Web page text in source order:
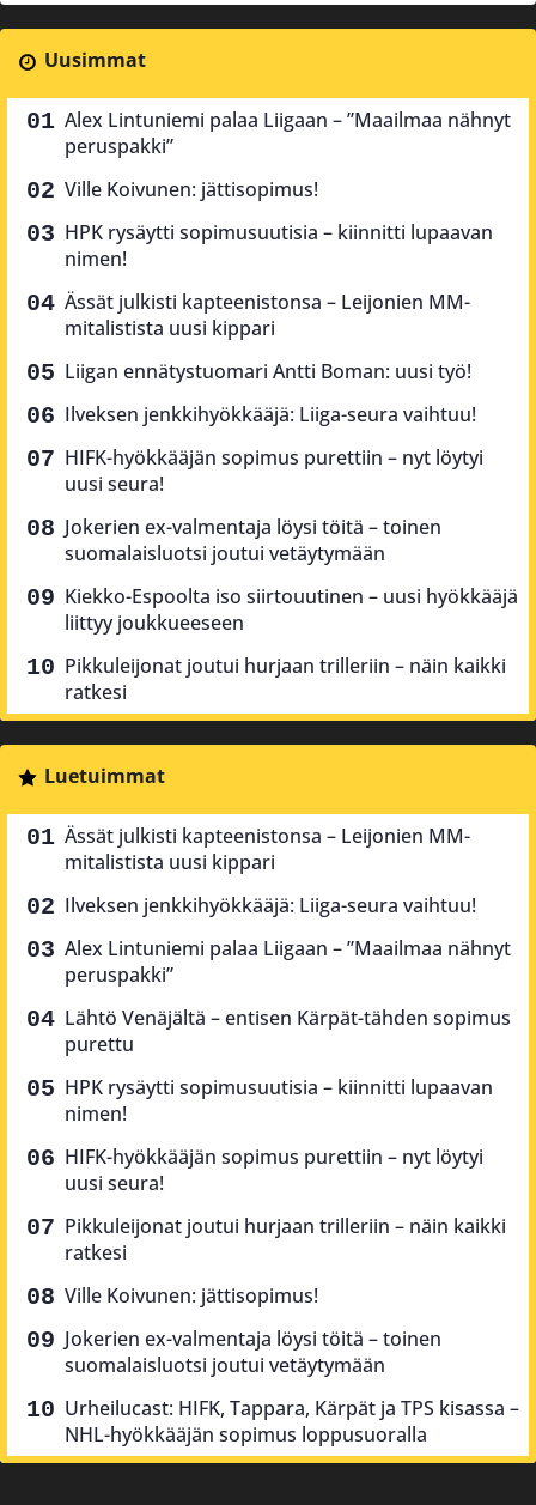
Uusimmat
Alex Lintuniemi palaa Liigaan – ”Maailmaa nähnyt
peruspakki”
Ville Koivunen: jättisopimus!
HPK rysäytti sopimusuutisia – kiinnitti lupaavan
nimen!
Ässät julkisti kapteenistonsa – Leijonien MM-
mitalistista uusi kippari
Liigan ennätystuomari Antti Boman: uusi työ!
Ilveksen jenkkihyökkääjä: Liiga-seura vaihtuu!
HIFK-hyökkääjän sopimus purettiin – nyt löytyi
uusi seura!
Jokerien ex-valmentaja löysi töitä – toinen
suomalaisluotsi joutui vetäytymään
Kiekko-Espoolta iso siirtouutinen – uusi hyökkääjä
liittyy joukkueeseen
Pikkuleijonat joutui hurjaan trilleriin – näin kaikki
ratkesi
Luetuimmat
Ässät julkisti kapteenistonsa – Leijonien MM-
mitalistista uusi kippari
Ilveksen jenkkihyökkääjä: Liiga-seura vaihtuu!
Alex Lintuniemi palaa Liigaan – ”Maailmaa nähnyt
peruspakki”
Lähtö Venäjältä – entisen Kärpät-tähden sopimus
purettu
HPK rysäytti sopimusuutisia – kiinnitti lupaavan
nimen!
HIFK-hyökkääjän sopimus purettiin – nyt löytyi
uusi seura!
Pikkuleijonat joutui hurjaan trilleriin – näin kaikki
ratkesi
Ville Koivunen: jättisopimus!
Jokerien ex-valmentaja löysi töitä – toinen
suomalaisluotsi joutui vetäytymään
Urheilucast: HIFK, Tappara, Kärpät ja TPS kisassa –
NHL-hyökkääjän sopimus loppusuoralla